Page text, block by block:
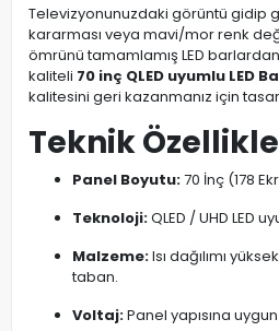
Televizyonunuzdaki görüntü gidip
kararması veya mavi/mor renk
ömrünü tamamlamış LED
kaliteli 70 inç QLED uyumlu LED
kalitesini geri kazanmanız için
Teknik
Panel Boyutu:70 İnç (178
Teknoloji:QLED / UHD LED
Malzeme:Isı dağılımı
taban.
Voltaj:Panel yapısına